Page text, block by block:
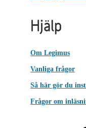
Hjälp
Om Legimus
Vanliga frågor
Så här gör du
Frågor om